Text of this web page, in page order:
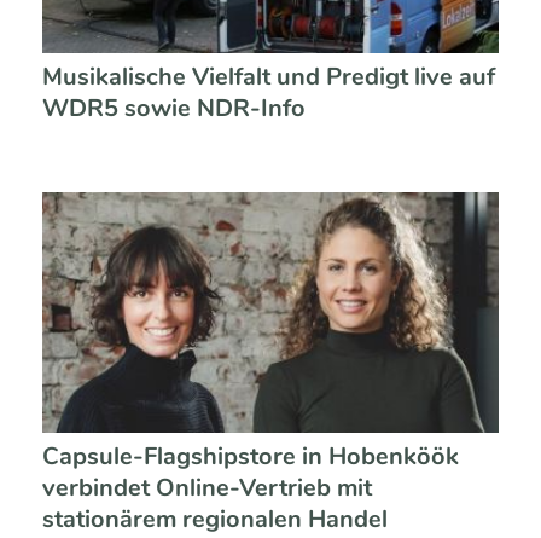
Musikalische Vielfalt und Predigt live auf
WDR5 sowie NDR-Info
Capsule-Flagshipstore in Hobenköök
verbindet Online-Vertrieb mit
stationärem regionalen Handel